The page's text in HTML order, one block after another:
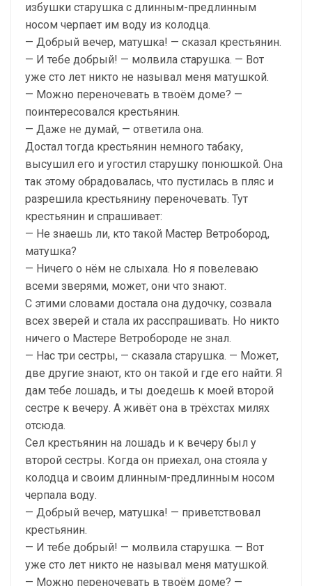
избушки старушка с длинным-предлинным
носом черпает им воду из колодца.
— Добрый вечер, матушка! — сказал крестьянин.
— И тебе добрый! — молвила старушка. — Вот
уже сто лет никто не называл меня матушкой.
— Можно переночевать в твоём доме? —
поинтересовался крестьянин.
— Даже не думай, — ответила она.
Достал тогда крестьянин немного табаку,
высушил его и угостил старушку понюшкой. Она
так этому обрадовалась, что пустилась в пляс и
разрешила крестьянину переночевать. Тут
крестьянин и спрашивает:
— Не знаешь ли, кто такой Мастер Ветробород,
матушка?
— Ничего о нём не слыхала. Но я повелеваю
всеми зверями, может, они что знают.
С этими словами достала она дудочку, созвала
всех зверей и стала их расспрашивать. Но никто
ничего о Мастере Ветробороде не знал.
— Нас три сестры, — сказала старушка. — Может,
две другие знают, кто он такой и где его найти. Я
дам тебе лошадь, и ты доедешь к моей второй
сестре к вечеру. А живёт она в трёхстах милях
отсюда.
Сел крестьянин на лошадь и к вечеру был у
второй сестры. Когда он приехал, она стояла у
колодца и своим длинным-предлинным носом
черпала воду.
— Добрый вечер, матушка! — приветствовал
крестьянин.
— И тебе добрый! — молвила старушка. — Вот
уже сто лет никто не называл меня матушкой.
— Можно переночевать в твоём доме? —